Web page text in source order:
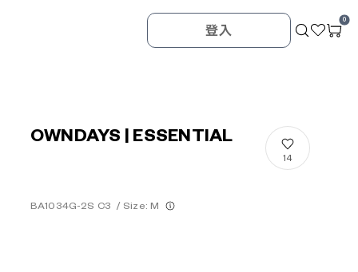
登入
0
OWNDAYS | ESSENTIAL
BA1034G-2S C3 / Size: M
14